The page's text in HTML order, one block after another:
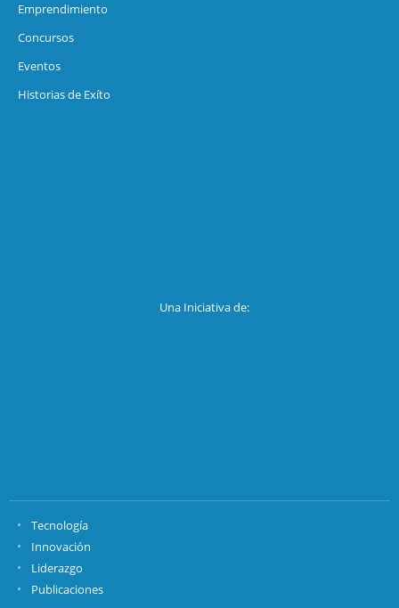
Emprendimiento
Concursos
Eventos
Historias de Exíto
Una Iniciativa de:
Tecnología
Innovación
Liderazgo
Publicaciones